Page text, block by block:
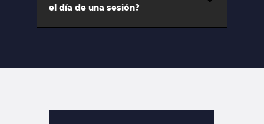
el día de una sesión?